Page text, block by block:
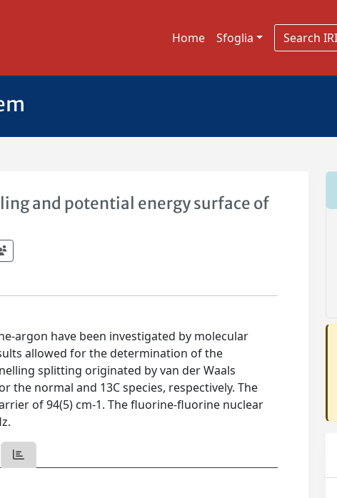
Home Sfoglia
and potential energy surface of
argon have been investigated by molecular
allowed for the determination of the
splitting originated by van der Waals
the normal and 13C species, respectively. The
of 94(5) cm-1. The fluorine-fluorine nuclear